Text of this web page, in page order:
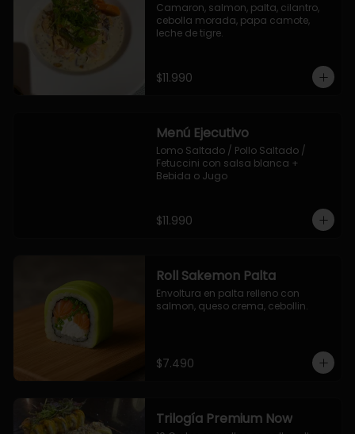
Camaron, salmon, palta, cilantro,
cebolla morada, papa camote,
leche de tigre.
$11.990
Menú Ejecutivo
Lomo Saltado / Pollo Saltado /
Fetuccini con salsa blanca +
Bebida o Jugo
$11.990
Roll Sakemon Palta
Envoltura en palta relleno con
salmon, queso crema, cebollin.
$7.490
Trilogía Premium Now